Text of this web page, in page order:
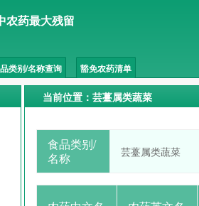
农药最大残留
类别/名称查询 豁免农药清单
当前位置：芸薹属类蔬菜
食品类别/
名称
芸薹属类蔬菜